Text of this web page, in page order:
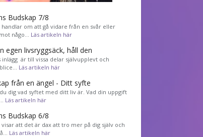
Budskap 7/8
handlar om att gå vidare från en svår eller
någo… Läs artikeln här
egen livsryggsäck, håll den
inlägg är till vissa delar självupplevt och
Läs artikeln här
från en ängel - Ditt syfte
dig vad syftet med ditt liv är. Vad din uppgift
Läs artikeln här
Budskap 6/8
visar att det är dax att tro mer på dig själv och
Läs artikeln här